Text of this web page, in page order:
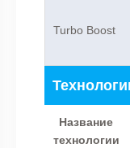
Turbo Boost
Название
технологии